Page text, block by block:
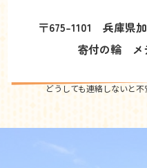
〒675-1101 兵庫県
寄付の輪 メ
どうしても連絡しないと